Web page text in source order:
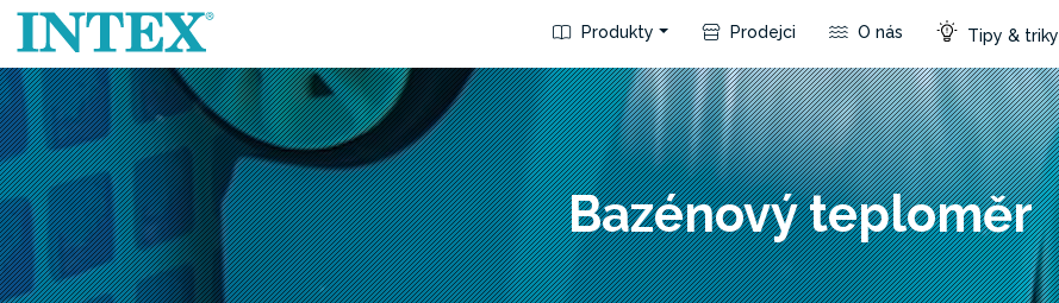
Produkty Prodejci O nás Tipy & triky
Bazénový teploměr